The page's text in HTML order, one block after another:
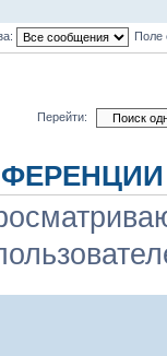
Поле
Перейти: